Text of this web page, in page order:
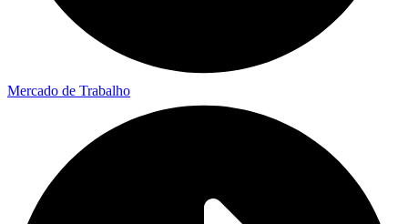
Mercado de Trabalho